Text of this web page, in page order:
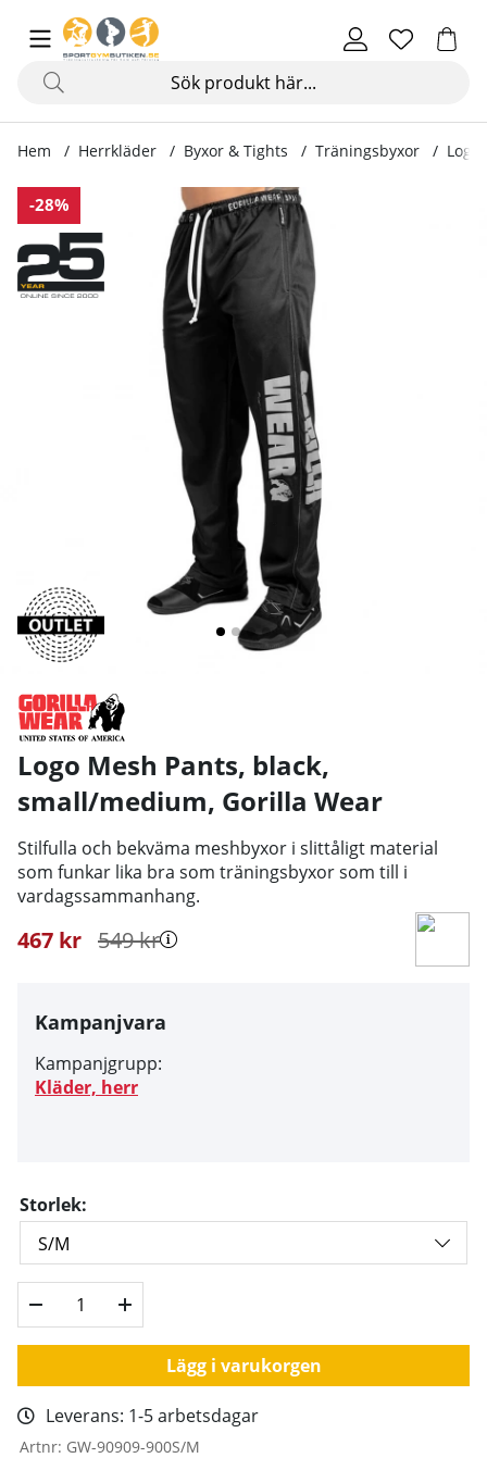
Hem Herrkläder Byxor & Tights Träningsbyxor Logo
-28%
Produktbilder Logo Mesh Pants, black
Logo Mesh Pants, black,
small/medium, Gorilla Wear
Stilfulla och bekväma meshbyxor i slittåligt material
som funkar lika bra som träningsbyxor som till i
vardagssammanhang.
549kr
467 kr
Kampanjvara
Kampanjgrupp:
Kläder, herr
Storlek:
Lägg i varukorgen
Leverans: 1-5 arbetsdagar
Artnr: GW-90909-900S/M